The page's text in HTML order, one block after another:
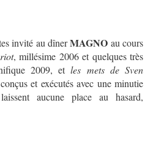
invité au dînerMAGNO au cours
, millésime 2006 et quelques très
2009, etles mets de Sven
et exécutés avec une minutie
aucune place au hasard,